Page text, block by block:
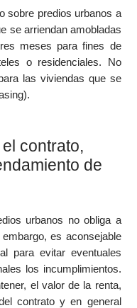
sobre predios urbanos a
se arriendan amobladas
meses para fines de
o residenciales. No
las viviendas que se
contrato,
de
urbanos no obliga a
es aconsejable
para evitar eventuales
los incumplimientos.
el valor de la renta,
contrato y en general